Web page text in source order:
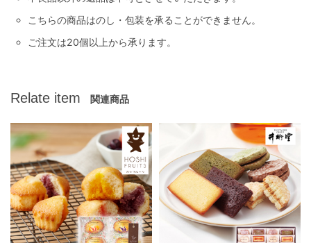
こちらの商品はのし・包装を承ることができません。
ご注文は20個以上から承ります。
Relate item 関連商品